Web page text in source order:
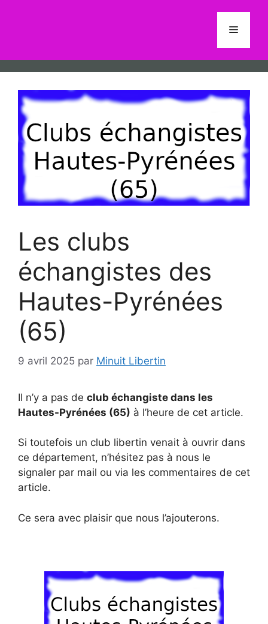
Menu
Les clubs
échangistes des
Hautes-Pyrénées
(65)
9 avril 2025 par Minuit Libertin
Il n’y a pas de club échangiste dans les
Hautes-Pyrénées (65) à l’heure de cet article.
Si toutefois un club libertin venait à ouvrir dans
ce département, n’hésitez pas à nous le
signaler par mail ou via les commentaires de cet
article.
Ce sera avec plaisir que nous l’ajouterons.